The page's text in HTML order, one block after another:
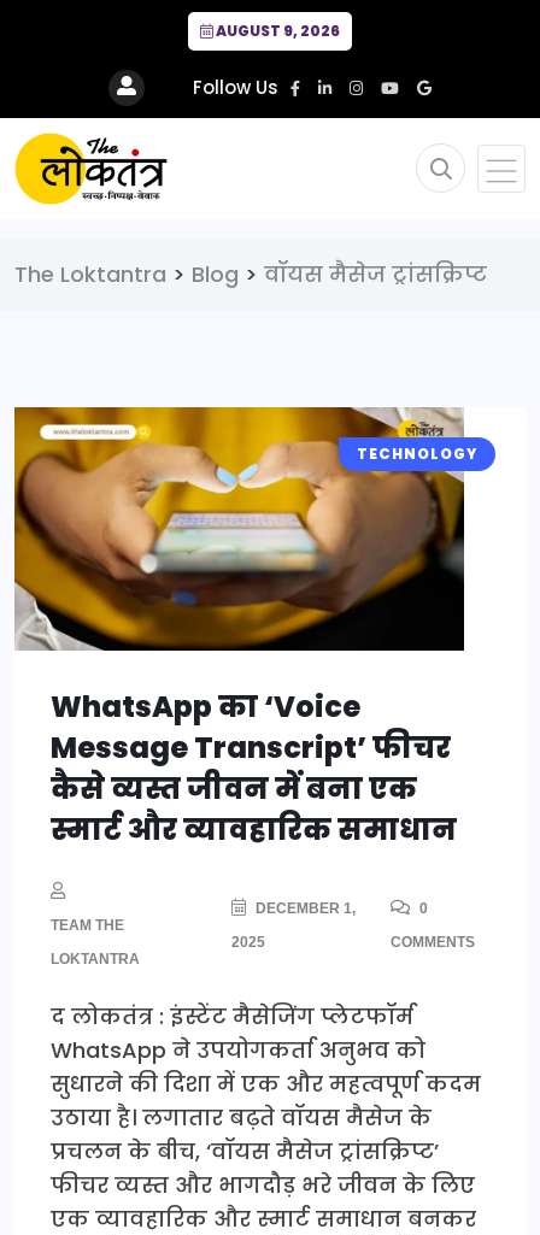
AUGUST 9, 2026
Follow Us
The Loktantra > Blog > वॉयस मैसेज ट्रांसक्रिप्ट
TECHNOLOGY
WhatsApp का ‘Voice
Message Transcript’ फीचर
कैसे व्यस्त जीवन में बना एक
स्मार्ट और व्यावहारिक समाधान
TEAM THE
LOKTANTRA
DECEMBER 1,
2025
0
COMMENTS
द लोकतंत्र : इंस्टेंट मैसेजिंग प्लेटफॉर्म
WhatsApp ने उपयोगकर्ता अनुभव को
सुधारने की दिशा में एक और महत्वपूर्ण कदम
उठाया है। लगातार बढ़ते वॉयस मैसेज के
प्रचलन के बीच, ‘वॉयस मैसेज ट्रांसक्रिप्ट’
फीचर व्यस्त और भागदौड़ भरे जीवन के लिए
एक व्यावहारिक और स्मार्ट समाधान बनकर